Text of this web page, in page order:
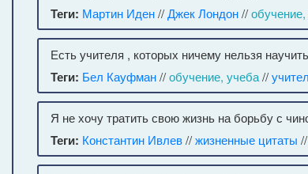
Теги: Мартин Иден//Джек Лондон//
Есть учителя , которых ничему нельзя
Теги: Бел Кауфман//обучение, учеба//
Я не хочу тратить свою жизнь на борьбу с
Теги: Константин Ивлев//жизненные цитаты //